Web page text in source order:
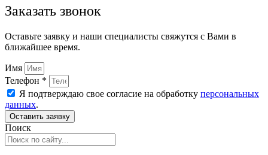
Заказать звонок
Оставьте заявку и наши специалисты свяжутся с Вами в
ближайшее время.
Имя
Телефон *
Я подтверждаю свое согласие на обработку персональных
данных.
Оставить заявку
Поиск